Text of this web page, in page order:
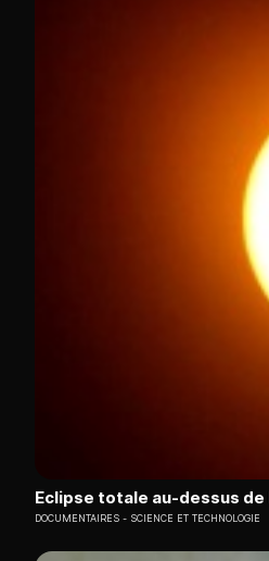
Eclipse totale au-dessus de
DOCUMENTAIRES SCIENCE ET TECHNOLOGIE